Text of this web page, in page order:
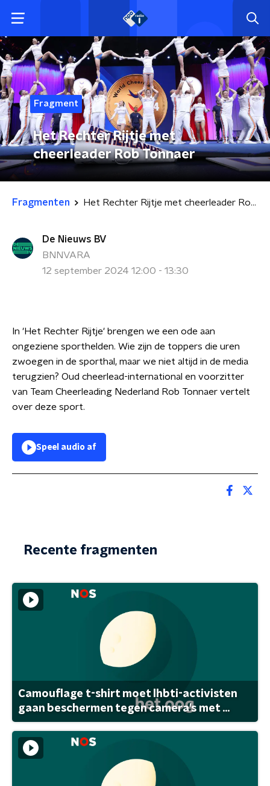
Fragment
Het Rechter Rijtje met
cheerleader Rob Tonnaer
Fragmenten Het Rechter Rijtje met cheerleader Rob Tonnaer
De Nieuws BV
BNNVARA
12 september 2024 12:00 - 13:30
In 'Het Rechter Rijtje' brengen we een ode aan
ongeziene sporthelden. Wie zijn de toppers die uren
zwoegen in de sporthal, maar we niet altijd in de media
terugzien? Oud cheerlead-international en voorzitter
van Team Cheerleading Nederland Rob Tonnaer vertelt
over deze sport.
Speel audio af
Recente fragmenten
Camouflage t-shirt moet lhbti-activisten
gaan beschermen tegen camera's met ...